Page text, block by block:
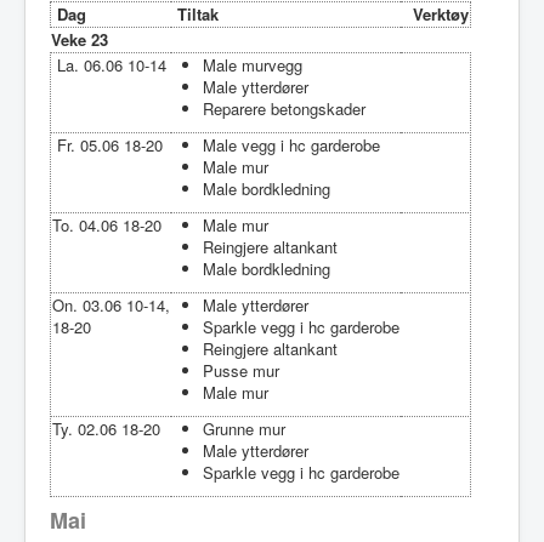
Dag Tiltak
Verktøy
Veke 23
La. 06.06 10-14
Male murvegg
Male ytterdører
Reparere betongskader
Fr. 05.06 18-20
Male vegg i hc garderobe
Male mur
Male bordkledning
To. 04.06 18-20
Male mur
Reingjere altankant
Male bordkledning
On. 03.06 10-14,
18-20
Male ytterdører
Sparkle vegg i hc garderobe
Reingjere altankant
Pusse mur
Male mur
Ty. 02.06 18-20
Grunne mur
Male ytterdører
Sparkle vegg i hc garderobe
Mai